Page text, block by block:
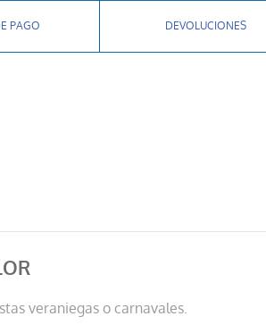
PAGO DEVOLUCIONES
veraniegas o carnavales.